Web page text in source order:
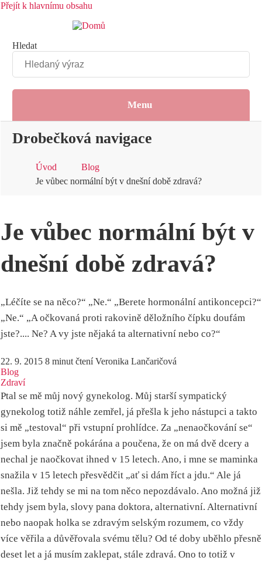
Přejít k hlavnímu obsahu
Hledat
Menu
Drobečková navigace
Úvod
Blog
Je vůbec normální být v dnešní době zdravá?
Je vůbec normální být v
dnešní době zdravá?
„Léčíte se na něco?“ „Ne.“ „Berete hormonální antikoncepci?“
„Ne.“ „A očkovaná proti rakovině děložního čípku doufám
jste?.... Ne? A vy jste nějaká ta alternativní nebo co?“
22. 9. 2015 8 minut čtení Veronika Lančaričová
Blog
Zdraví
Ptal se mě můj nový gynekolog. Můj starší sympatický
gynekolog totiž náhle zemřel, já přešla k jeho nástupci a takto
si mě „testoval“ při vstupní prohlídce. Za „nenaočkování se“
jsem byla značně pokárána a poučena, že on má dvě dcery a
nechal je naočkovat ihned v 15 letech. Ano, i mne se maminka
snažila v 15 letech přesvědčit „ať si dám říct a jdu.“ Ale já
nešla. Již tehdy se mi na tom něco nepozdávalo. Ano možná již
tehdy jsem byla, slovy pana doktora, alternativní. Alternativní
nebo naopak holka se zdravým selským rozumem, co vždy
více věřila a důvěřovala svému tělu? Od té doby uběhlo přesně
deset let a já musím zaklepat, stále zdravá. Ono to totiž v